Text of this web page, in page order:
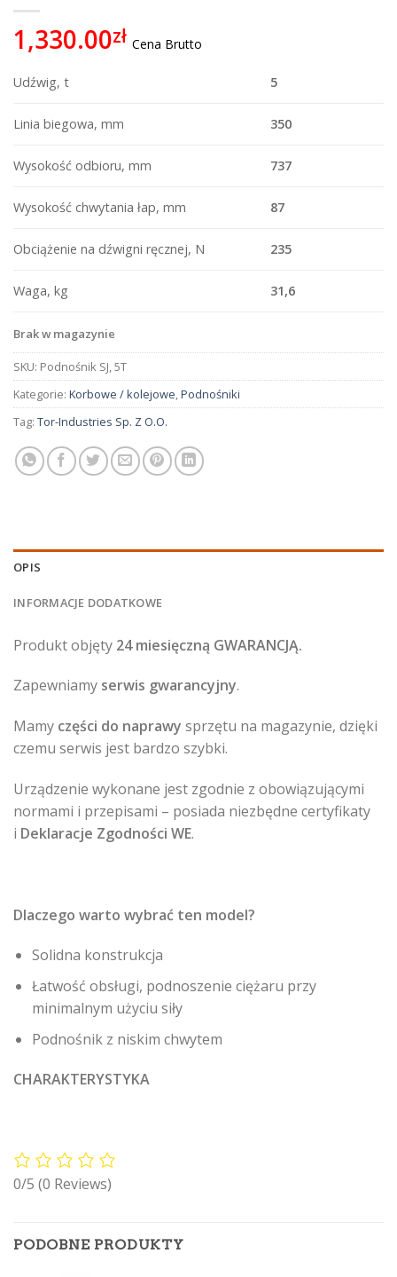
1,330.00zł Cena Brutto
Udźwig, t 5
Linia biegowa, mm 350
Wysokość odbioru, mm 737
Wysokość chwytania łap, mm 87
Obciążenie na dźwigni ręcznej, N 235
Waga, kg 31,6
Brak w magazynie
SKU: Podnośnik SJ, 5T
Kategorie: Korbowe / kolejowe,Podnośniki
Tag: Tor-Industries Sp. Z O.O.
OPIS
INFORMACJE DODATKOWE
Produkt objęty 24 miesięczną GWARANCJĄ.
Zapewniamy serwis gwarancyjny.
Mamy części do naprawy sprzętu na magazynie, dzięki
czemu serwis jest bardzo szybki.
Urządzenie wykonane jest zgodnie z obowiązującymi
normami i przepisami – posiada niezbędne certyfikaty
i Deklaracje Zgodności WE.
Dlaczego warto wybrać ten model?
Solidna konstrukcja
Łatwość obsługi, podnoszenie ciężaru przy
minimalnym użyciu siły
Podnośnik z niskim chwytem
CHARAKTERYSTYKA
0/5 (0 Reviews)
PODOBNE PRODUKTY